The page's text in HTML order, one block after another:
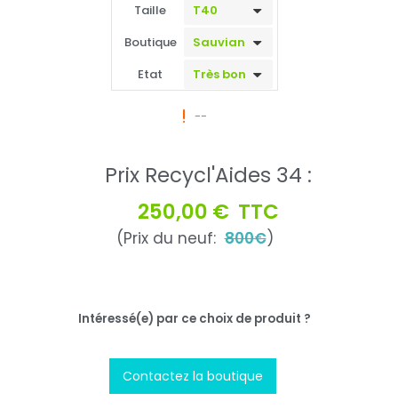
Taille
Boutique
Etat
--
Prix Recycl'Aides 34 :
250,00 € TTC
(Prix du neuf:800€)
Intéressé(e) par ce choix de produit ?
Contactez la boutique